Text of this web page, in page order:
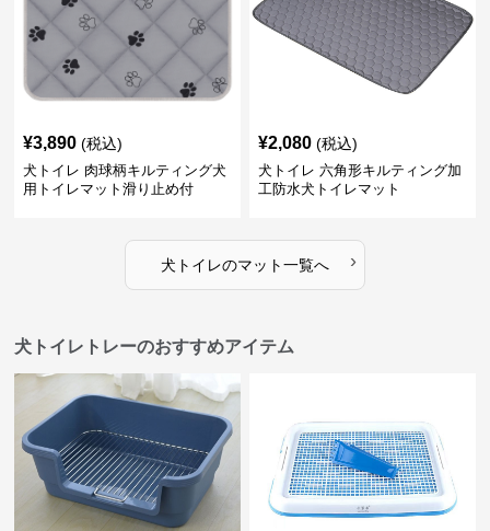
¥3,890 (税込)
犬トイレ 肉球柄キルティング犬
用トイレマット滑り止め付
¥2,080 (税込)
犬トイレ 六角形キルティング加
工防水犬トイレマット
犬トイレのマット一覧へ ›
犬トイレトレーのおすすめアイテム